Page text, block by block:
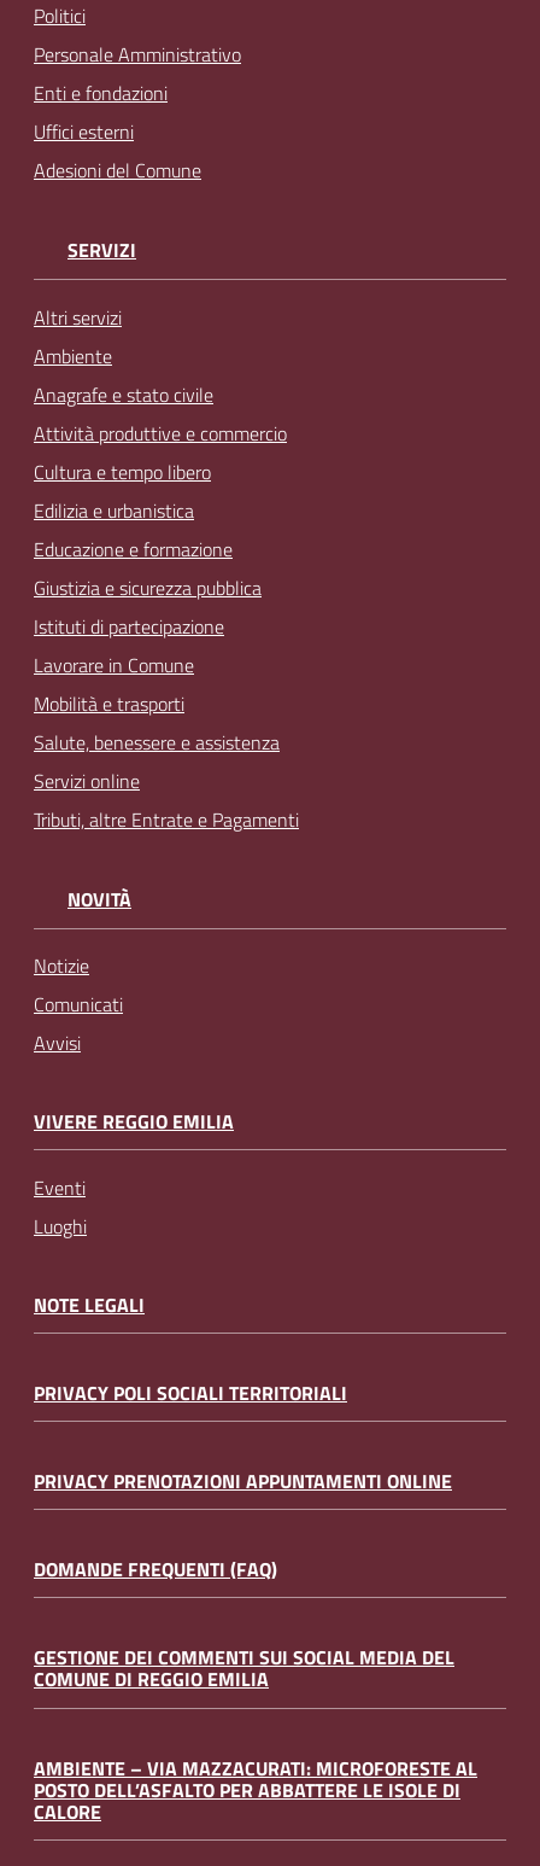
Politici
Personale Amministrativo
Enti e fondazioni
Uffici esterni
Adesioni del Comune
SERVIZI
Altri servizi
Ambiente
Anagrafe e stato civile
Attività produttive e commercio
Cultura e tempo libero
Edilizia e urbanistica
Educazione e formazione
Giustizia e sicurezza pubblica
Istituti di partecipazione
Lavorare in Comune
Mobilità e trasporti
Salute, benessere e assistenza
Servizi online
Tributi, altre Entrate e Pagamenti
NOVITÀ
Notizie
Comunicati
Avvisi
VIVERE REGGIO EMILIA
Eventi
Luoghi
NOTE LEGALI
PRIVACY POLI SOCIALI TERRITORIALI
PRIVACY PRENOTAZIONI APPUNTAMENTI ONLINE
DOMANDE FREQUENTI (FAQ)
GESTIONE DEI COMMENTI SUI SOCIAL MEDIA DEL
COMUNE DI REGGIO EMILIA
AMBIENTE – VIA MAZZACURATI: MICROFORESTE AL
POSTO DELL’ASFALTO PER ABBATTERE LE ISOLE DI
CALORE